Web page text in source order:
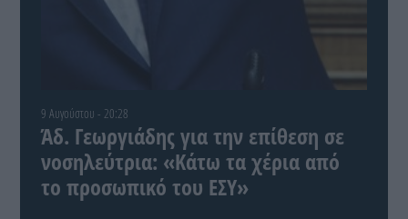
9 Αυγούστου - 20:28
Άδ. Γεωργιάδης για την επίθεση σε
νοσηλεύτρια: «Κάτω τα χέρια από
το προσωπικό του ΕΣΥ»